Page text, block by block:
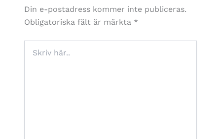
Din e-postadress kommer inte publiceras.
Obligatoriska fält är märkta *
här..